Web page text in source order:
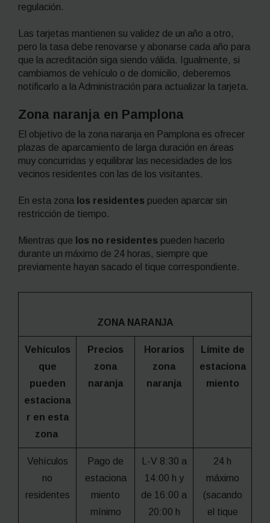
regulación.
Las tarjetas mantienen su validez de un año a otro,
pero la tasa debe renovarse y abonarse cada año para
que la acreditación siga siendo válida. Igualmente, si
cambiamos de vehículo o de domicilio, deberemos
notificarlo a la Administración para actualizar la tarjeta.
Zona naranja en Pamplona
El objetivo de la zona naranja en Pamplona es ofrecer
plazas de aparcamiento de larga duración en áreas
muy concurridas y equilibrar las necesidades de los
vecinos residentes con las de los visitantes.
En esta zona los residentes pueden aparcar sin
restricción de tiempo.
Mientras que los no residentes pueden hacerlo
durante un máximo de 24 horas, siempre que
previamente hayan sacado el tique correspondiente.
ZONA NARANJA
Vehículos
que
pueden
estaciona
r en esta
zona
Precios
zona
naranja
Horarios
zona
naranja
Límite de
estaciona
miento
Vehículos
no
residentes
Pago de
estaciona
miento
mínimo
L-V 8:30 a
14:00 h y
de 16:00 a
20:00 h
24 h
máximo
(sacando
el tique